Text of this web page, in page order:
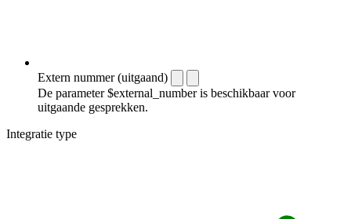
Extern nummer (uitgaand)
De parameter $external_number is beschikbaar voor
uitgaande gesprekken.
Integratie type